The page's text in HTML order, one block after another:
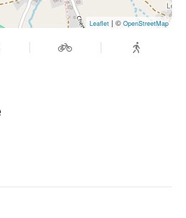
Leaflet | © OpenStreetMap